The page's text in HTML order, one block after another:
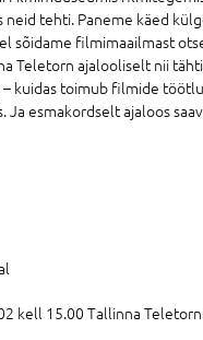
tehti. Paneme käed
sõidame filmimaailmast
Teletorn ajalooliselt nii
kuidas toimub filmide
esmakordselt ajaloos
kell 15.00 Tallinna